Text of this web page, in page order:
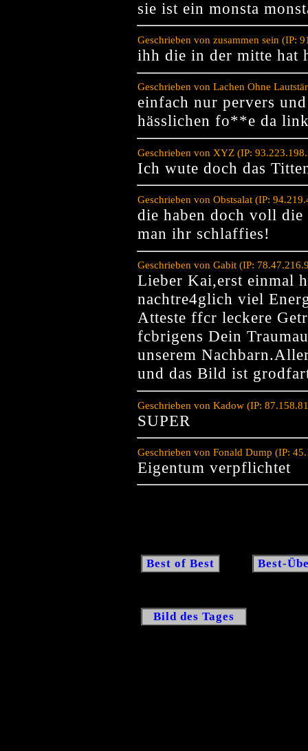
sie ist ein monsta
Geschrieben von zusammen sein (IP:
ihh die in der mitte hat
Geschrieben von Lachen Ohne
einfach nur pervers
hässlichen fo**e da
Geschrieben von XYZ (IP:
Ich wute doch das
Geschrieben von Obstsalat (IP:
die haben doch voll die
man ihr schlaffies!
Geschrieben von Gabit (IP:
Lieber Kai,erst einmal
nachtre4glich viel
Atteste ffcr leckere
fcbrigens Dein
unserem
und das Bild ist
Geschrieben von Kadow (IP:
SUPER
Geschrieben von Fonald Dump (IP:
Eigentum verpflichtet
Best of Best Best-
Bild des Tages